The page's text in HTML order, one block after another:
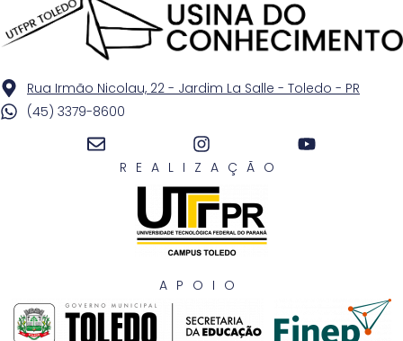
Rua Irmão Nicolau, 22 - Jardim La Salle - Toledo - PR
(45) 3379-8600
REALIZAÇÃO
APOIO